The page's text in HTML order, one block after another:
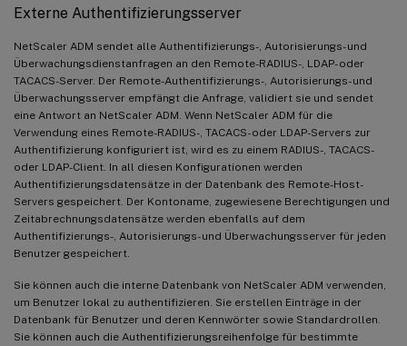
Externe Authentifizierungsserver
NetScaler ADM sendet alle Authentifizierungs-, Autorisierungs- und
Überwachungsdienstanfragen an den Remote-RADIUS-, LDAP- oder
TACACS-Server. Der Remote-Authentifizierungs-, Autorisierungs- und
Überwachungsserver empfängt die Anfrage, validiert sie und sendet
eine Antwort an NetScaler ADM. Wenn NetScaler ADM für die
Verwendung eines Remote-RADIUS-, TACACS- oder LDAP-Servers zur
Authentifizierung konfiguriert ist, wird es zu einem RADIUS-, TACACS-
oder LDAP-Client. In all diesen Konfigurationen werden
Authentifizierungsdatensätze in der Datenbank des Remote-Host-
Servers gespeichert. Der Kontoname, zugewiesene Berechtigungen und
Zeitabrechnungsdatensätze werden ebenfalls auf dem
Authentifizierungs-, Autorisierungs- und Überwachungsserver für jeden
Benutzer gespeichert.
Sie können auch die interne Datenbank von NetScaler ADM verwenden,
um Benutzer lokal zu authentifizieren. Sie erstellen Einträge in der
Datenbank für Benutzer und deren Kennwörter sowie Standardrollen.
Sie können auch die Authentifizierungsreihenfolge für bestimmte